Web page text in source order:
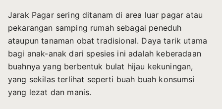
Jarak Pagar sering ditanam di area luar pagar atau
pekarangan samping rumah sebagai peneduh
ataupun tanaman obat tradisional. Daya tarik utama
bagi anak-anak dari spesies ini adalah keberadaan
buahnya yang berbentuk bulat hijau kekuningan,
yang sekilas terlihat seperti buah buah konsumsi
yang lezat dan manis.